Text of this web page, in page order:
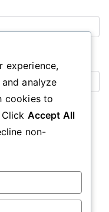
this browser for the
experience,
analyze
cookies to
Click Accept All
non-